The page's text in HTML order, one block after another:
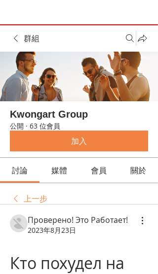
群組
Kwongart Group
公開 · 63 位會員
加入
討論 媒體 會員 關於
上一步
Проверено! Это Работает!
2023年8月23日
Кто похудел на